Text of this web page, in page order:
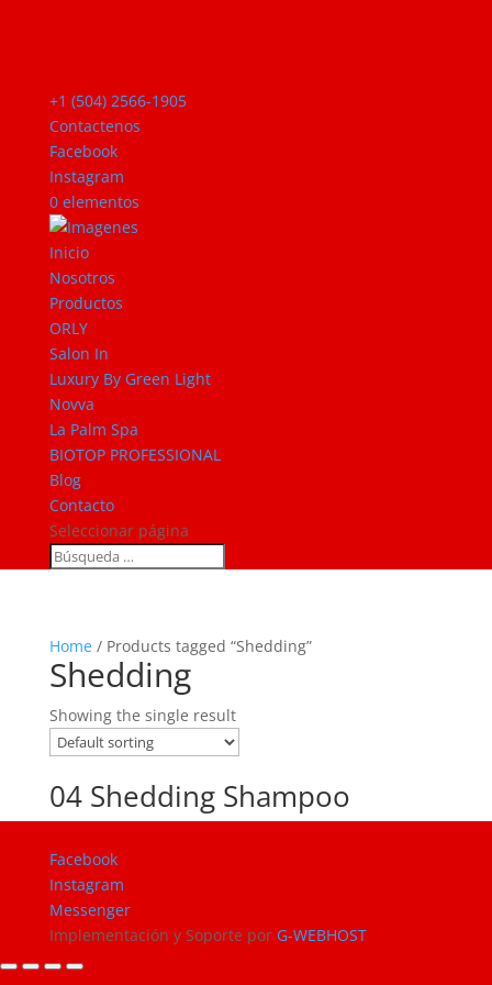
+1 (504) 2566-1905
Contactenos
Facebook
Instagram
0 elementos
Inicio
Nosotros
Productos
ORLY
Salon In
Luxury By Green Light
Novva
La Palm Spa
BIOTOP PROFESSIONAL
Blog
Contacto
Seleccionar página
Home/ Products tagged “Shedding”
Shedding
Showing the single result
04 Shedding Shampoo
Facebook
Instagram
Messenger
Implementación y Soporte por G-WEBHOST